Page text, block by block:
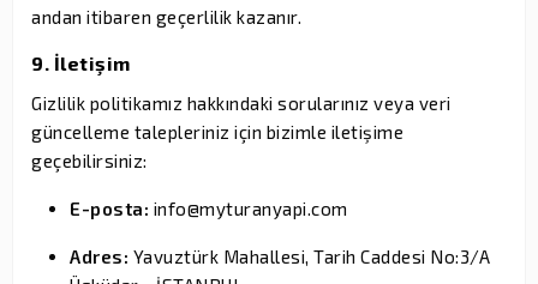
andan itibaren geçerlilik kazanır.
9. İletişim
Gizlilik politikamız hakkındaki sorularınız veya veri
güncelleme talepleriniz için bizimle iletişime
geçebilirsiniz:
E-posta: info@myturanyapi.com
Adres: Yavuztürk Mahallesi, Tarih Caddesi No:3/A